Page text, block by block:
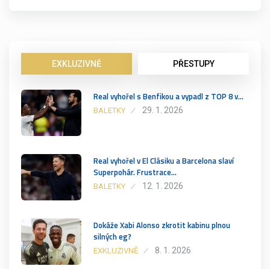
EXKLUZIVNĚ PŘESTUPY
Real vyhořel s Benfikou a vypadl z TOP 8 v…
BALETKY 29. 1. 2026
Real vyhořel v El Clásiku a Barcelona slaví
Superpohár. Frustrace…
BALETKY 12. 1. 2026
Dokáže Xabi Alonso zkrotit kabinu plnou
silných eg?
EXKLUZIVNĚ 8. 1. 2026